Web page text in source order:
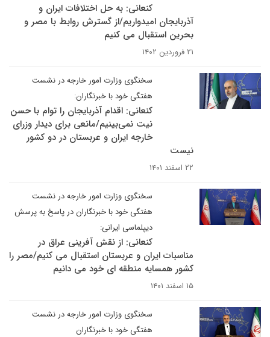
کنعانی: به حل اختلافات ایران و
آذربایجان امیدواریم/از گسترش روابط با مصر و
بحرین استقبال می کنیم
۲۱ فروردین ۱۴۰۲
سخنگوی وزارت امور خارجه در نشست
هفتگی خود با خبرنگاران:
کنعانی: اقدام آذربایجان را توام با حسن
نیت نمی‌بینیم/مانعی برای دیدار وزرای
خارجه ایران و عربستان در دو کشور
نیست
۲۲ اسفند ۱۴۰۱
سخنگوی وزارت امور خارجه در نشست
هفتگی خود با خبرنگاران در پاسخ به پرسش
دیپلماسی ایرانی:
کنعانی: از نقش آفرینی عراق در
مناسبات ایران و عربستان استقبال می کنیم/مصر را
کشور همسایه منطقه ای خود می دانیم
۱۵ اسفند ۱۴۰۱
سخنگوی وزارت امور خارجه در نشست
هفتگی خود با خبرنگاران